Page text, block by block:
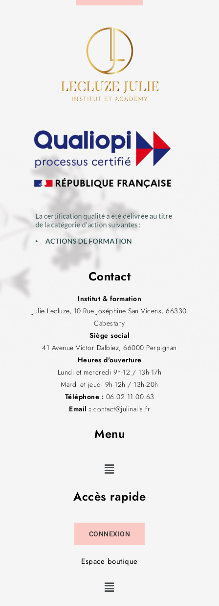
Contact
Institut & formation
Julie Lecluze, 10 Rue Joséphine San Vicens, 66330
Cabestany
Siège social
41 Avenue Victor Dalbiez, 66000 Perpignan
Heures d'ouverture
Lundi et mercredi 9h-12 / 13h-17h
Mardi et jeudi 9h-12h / 13h-20h
Téléphone : 06.02.11.00.63
Email : contact@julinails.fr
Menu
Accès rapide
CONNEXION
Espace boutique